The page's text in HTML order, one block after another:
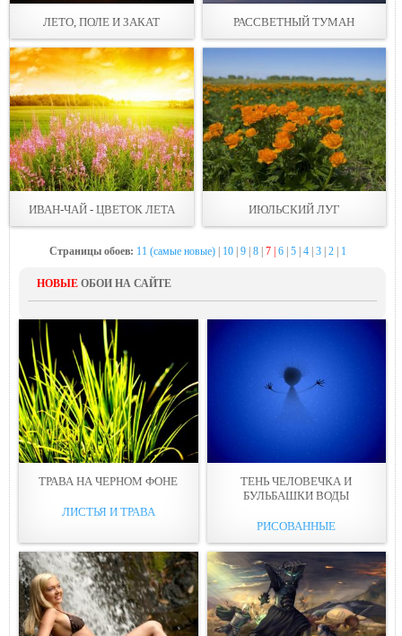
ЛЕТО, ПОЛЕ И ЗАКАТ РАССВЕТНЫЙ ТУМАН
ИВАН-ЧАЙ - ЦВЕТОК ЛЕТА ИЮЛЬСКИЙ ЛУГ
Страницы обоев: 11 (самые новые) 10 9 8 7 | 6 5 4 3 2 1
НОВЫЕ ОБОИ НА САЙТЕ
ТРАВА НА ЧЕРНОМ ФОНЕ
ЛИСТЬЯ И ТРАВА
ТЕНЬ ЧЕЛОВЕЧКА И
БУЛЬБАШКИ ВОДЫ
РИСОВАННЫЕ